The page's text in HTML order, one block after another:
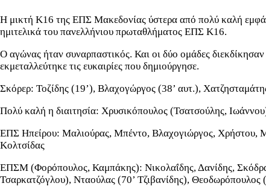
Η μικτή Κ16 της ΕΠΣ Μακεδονίας ύστερα από πολύ καλή
ημιτελικά του πανελλήνιου πρωταθλήματος ΕΠΣ Κ16.
Ο αγώνας ήταν συναρπαστικός. Και οι δύο ομάδες
εκμεταλλεύτηκε τις ευκαιρίες που δημιούργησε.
Σκόρερ: Τοζίδης (19’), Βλαχογώργος (38’ αυτ.),
Πολύ καλή η διαιτησία: Χρυσικόπουλος (Τσατσούλης,
ΕΠΣ Ηπείρου: Μαλιούρας, Μπέντο, Βλαχογιώργος, Χρήστου,
Κολτσίδας
ΕΠΣΜ (Φορόπουλος, Καμπάκης): Νικολαΐδης, Δανίδης,
Τσαρκατζόγλου), Νταούλας (70’ Τζιβανίδης), Θεοδωρόπουλος